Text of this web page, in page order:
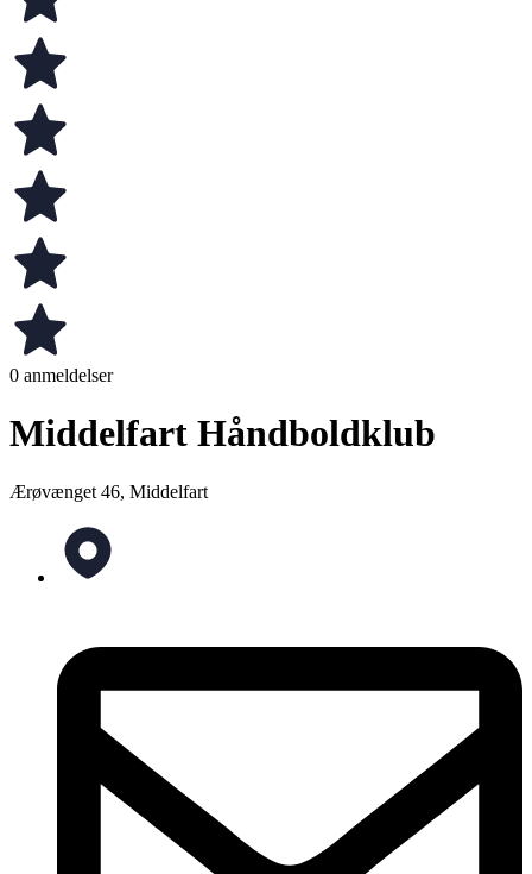
0 anmeldelser
Middelfart Håndboldklub
Ærøvænget 46, Middelfart